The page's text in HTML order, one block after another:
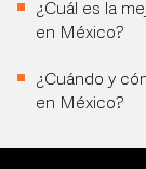
¿Cuál es la
en México?
¿Cuándo y
en México?